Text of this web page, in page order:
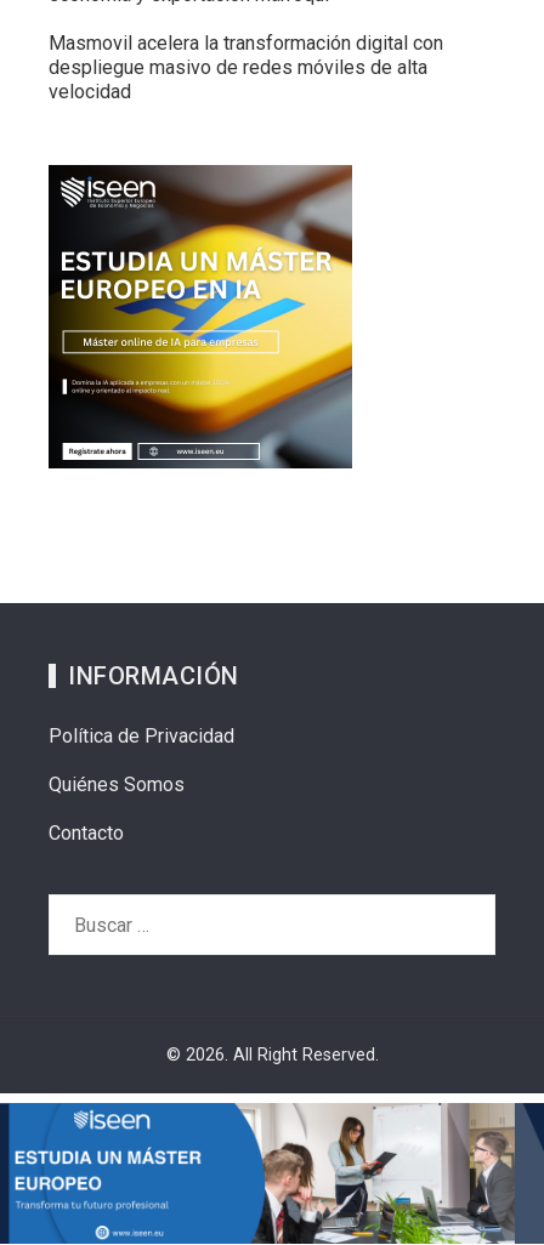
Masmovil acelera la transformación digital con
despliegue masivo de redes móviles de alta
velocidad
INFORMACIÓN
Política de Privacidad
Quiénes Somos
Contacto
© 2026. All Right Reserved.